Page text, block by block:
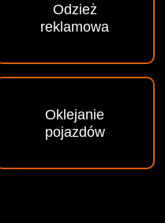
Odzież
reklamowa
Oklejanie
pojazdów